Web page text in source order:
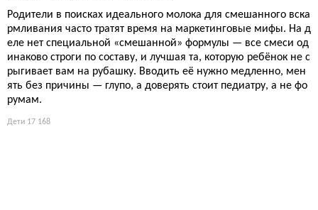
Родители в поисках идеального молока для смешанного вска
рмливания часто тратят время на маркетинговые мифы. На д
еле нет специальной «смешанной» формулы — все смеси од
инаково строги по составу, и лучшая та, которую ребёнок не с
рыгивает вам на рубашку. Вводить её нужно медленно, мен
ять без причины — глупо, а доверять стоит педиатру, а не фо
румам.
Дети 17 168